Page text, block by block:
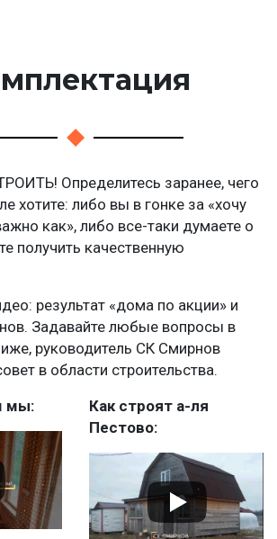
Определитесь заранее, чего
хотите: либо вы в гонке за «хочу
как», либо все-таки думаете о
получить качественную
результат «дома по акции» и
Задавайте любые вопросы в
руководитель СК Смирнов
в области строительства.
мы:
Как строят а-ля
Пестово: